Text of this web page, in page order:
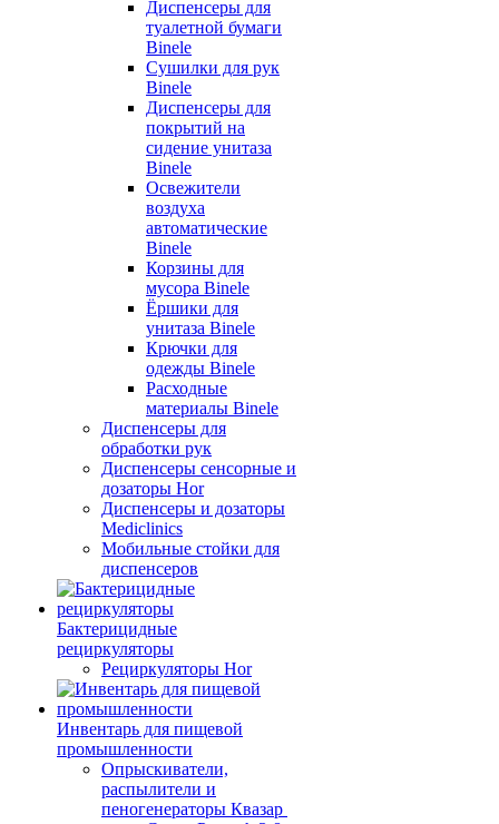
Диспенсеры для
туалетной бумаги
Binele
Сушилки для рук
Binele
Диспенсеры для
покрытий на
сидение унитаза
Binele
Освежители
воздуха
автоматические
Binele
Корзины для
мусора Binele
Ёршики для
унитаза Binele
Крючки для
одежды Binele
Расходные
материалы Binele
Диспенсеры для
обработки рук
Диспенсеры сенсорные и
дозаторы Hor
Диспенсеры и дозаторы
Mediclinics
Мобильные стойки для
диспенсеров
Бактерицидные
рециркуляторы
Рециркуляторы Hor
Инвентарь для пищевой
промышленности
Опрыскиватели,
распылители и
пеногенераторы Квазар